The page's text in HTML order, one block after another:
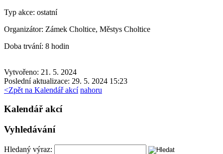
Typ akce: ostatní
Organizátor: Zámek Choltice, Městys Choltice
Doba trvání: 8 hodin
Vytvořeno: 21. 5. 2024
Poslední aktualizace: 29. 5. 2024 15:23
<Zpět na Kalendář akcí nahoru
Kalendář akcí
Vyhledávání
Hledaný výraz: